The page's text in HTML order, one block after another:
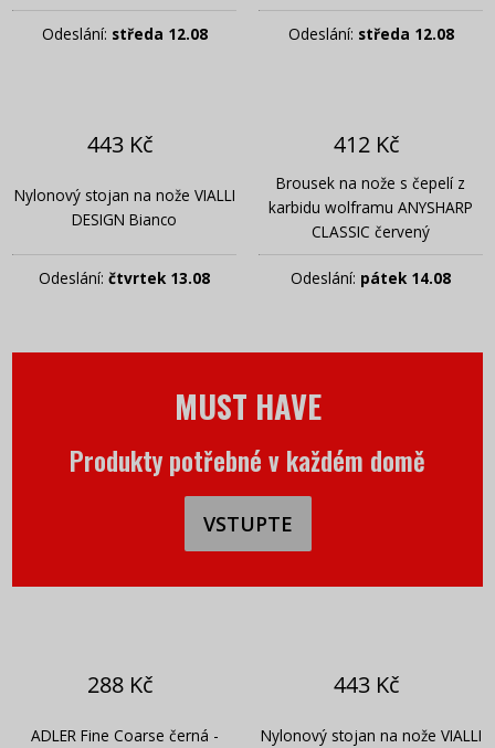
Odeslání: středa 12.08 Odeslání: středa 12.08
443 Kč
Nylonový stojan na nože VIALLI
DESIGN Bianco
Odeslání: čtvrtek 13.08
412 Kč
Brousek na nože s čepelí z
karbidu wolframu ANYSHARP
CLASSIC červený
Odeslání: pátek 14.08
MUST HAVE
Produkty potřebné v každém domě
VSTUPTE
288 Kč
ADLER Fine Coarse černá -
443 Kč
Nylonový stojan na nože VIALLI